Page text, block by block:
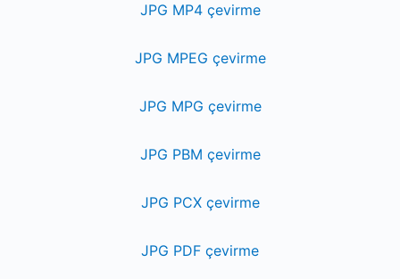
JPG MP4 çevirme
JPG MPEG çevirme
JPG MPG çevirme
JPG PBM çevirme
JPG PCX çevirme
JPG PDF çevirme